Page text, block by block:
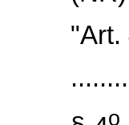
"Art.
o